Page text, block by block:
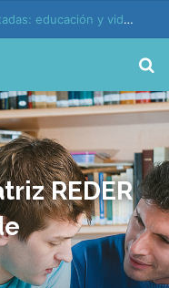
Edición 37 – Generaciones conectadas: educación y vida en la era de la IA
REDER